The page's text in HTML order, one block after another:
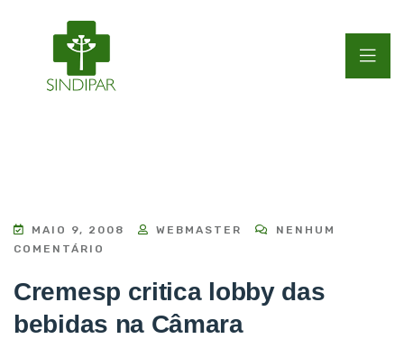
MAIO 9, 2008 WEBMASTER
NENHUM
COMENTÁRIO
Cremesp critica lobby das
bebidas na Câmara